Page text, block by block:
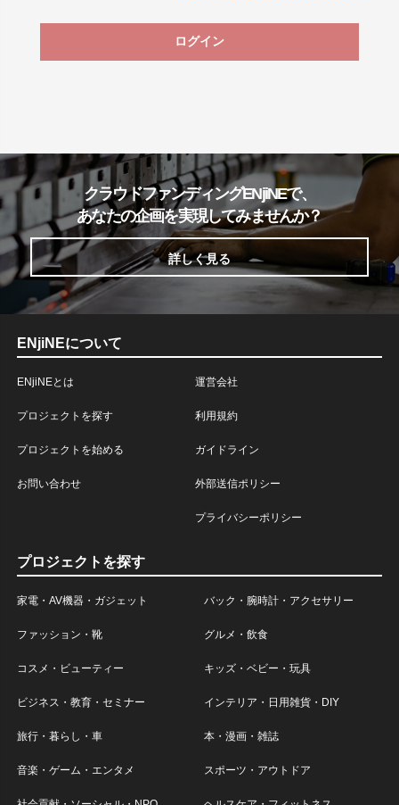
ログイン
クラウドファンディングENjiNEで、
あなたの企画を実現してみませんか？
詳しく見る
ENjiNEについて
ENjiNEとは
プロジェクトを探す
プロジェクトを始める
お問い合わせ
運営会社
利用規約
ガイドライン
外部送信ポリシー
プライバシーポリシー
プロジェクトを探す
家電・AV機器・ガジェット バック・腕時計・アクセサリー
ファッション・靴 グルメ・飲食
コスメ・ビューティー キッズ・ベビー・玩具
ビジネス・教育・セミナー インテリア・日用雑貨・DIY
旅行・暮らし・車 本・漫画・雑誌
音楽・ゲーム・エンタメ スポーツ・アウトドア